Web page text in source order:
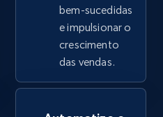
from shops on eBay
name, Seller rating,
Root category, and
bem-sucedidas
e impulsionar o
crescimento
das vendas.